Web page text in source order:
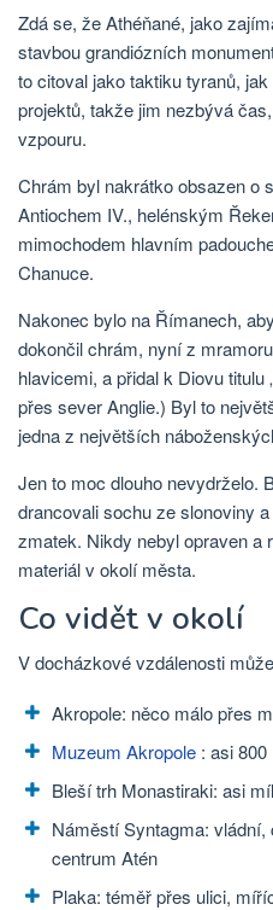
Zdá se, že Athéňané, jako
stavbou grandiózních
to citoval jako taktiku tyranů,
projektů, takže jim nezbývá
vzpouru.
Chrám byl nakrátko obsazen o
Antiochem IV., helénským
mimochodem hlavním
Chanuce.
Nakonec bylo na Římanech,
dokončil chrám, nyní z
hlavicemi, a přidal k Diovu titulu
přes sever Anglie.) Byl to
jedna z největších
Jen to moc dlouho nevydrželo.
drancovali sochu ze slonoviny
zmatek. Nikdy nebyl opraven a
materiál v okolí města.
Co vidět v okolí
V docházkové vzdálenosti
Akropole: něco málo přes
Muzeum Akropole : asi
Bleší trh Monastiraki: asi
Náměstí Syntagma:
centrum Atén
Plaka: téměř přes ulici,